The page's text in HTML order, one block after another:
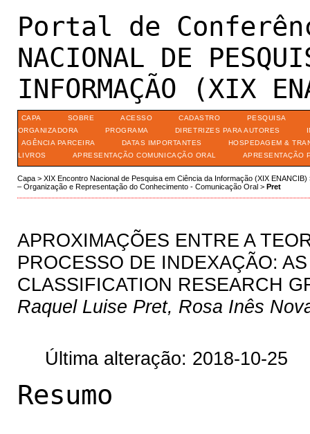
Portal de
NACIONAL DE
INFORMAÇÃO (XIX
CAPA SOBRE ACESSO CADASTRO
PESQUISA
ORGANIZADORA
PROGRAMA DIRETRIZES PARA AUTORES
AGÊNCIA PARCEIRA
DATAS IMPORTANTES
HOSPEDAGEM &
LIVROS
APRESENTAÇÃO COMUNICAÇÃO ORAL APRESENTAÇÃO
Capa> XIX Encontro Nacional de Pesquisa em Ciência da Informação (XIX ENANCIB)
– Organização e Representação do Conhecimento - Comunicação Oral> Pret
APROXIMAÇÕES ENTRE A
PROCESSO DE INDEXAÇÃO:
CLASSIFICATION RESEARCH
Raquel Luise Pret, Rosa Inês
Última alteração: 2018-10-25
Resumo